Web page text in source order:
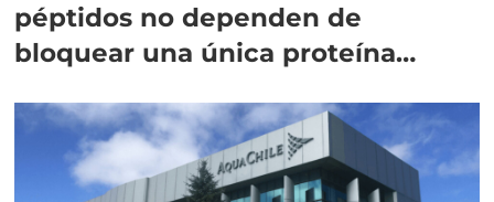
péptidos no dependen de
bloquear una única proteína